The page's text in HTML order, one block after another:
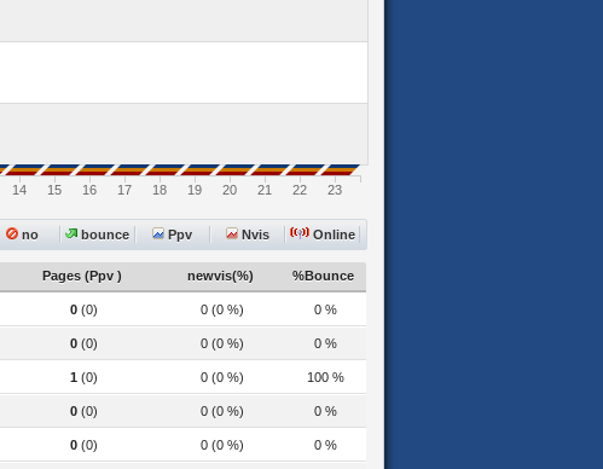
14 15 16 17 18 19 20 21 22 23
no bounce Ppv Nvis Online
Pages (Ppv ) newvis(%) %Bounce
0(0) 0 (0 %) 0 %
0(0) 0 (0 %) 0 %
1 (0) 0 (0 %) 100 %
0(0) 0 (0 %) 0 %
0(0) 0 (0 %) 0 %